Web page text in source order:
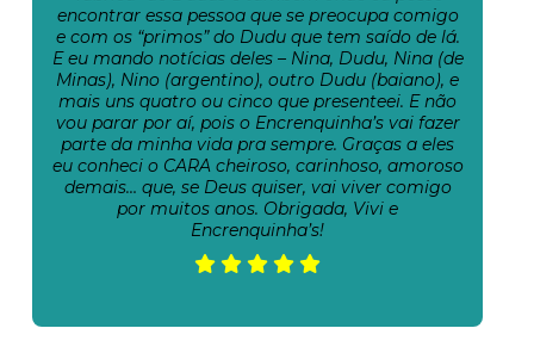
encontrar essa pessoa que se preocupa comigo
e com os “primos” do Dudu que tem saído de lá.
E eu mando notícias deles – Nina, Dudu, Nina (de
Minas), Nino (argentino), outro Dudu (baiano), e
mais uns quatro ou cinco que presenteei. E não
vou parar por aí, pois o Encrenquinha’s vai fazer
parte da minha vida pra sempre. Graças a eles
eu conheci o CARA cheiroso, carinhoso, amoroso
demais… que, se Deus quiser, vai viver comigo
por muitos anos. Obrigada, Vivi e
Encrenquinha’s!